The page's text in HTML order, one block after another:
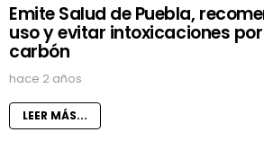
Emite Salud de Puebla,
uso y evitar intoxicaciones
carbón
hace 2 años
LEER MÁS...